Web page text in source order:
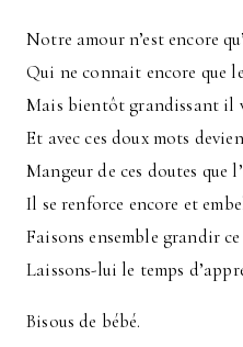
Notre amour n’est encore
Qui ne connait encore que
Mais bientôt grandissant il
Et avec ces doux mots
Mangeur de ces doutes que
Il se renforce encore et
Faisons ensemble grandir
Laissons-lui le temps
Bisous de bébé.